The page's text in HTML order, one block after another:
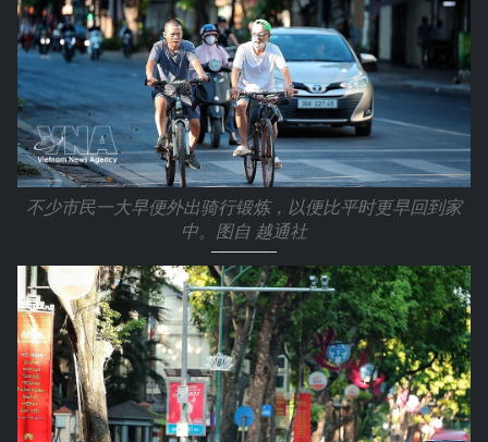
不少市民一大早便外出骑行锻炼，以便比平时更早回到家
中。图自 越通社